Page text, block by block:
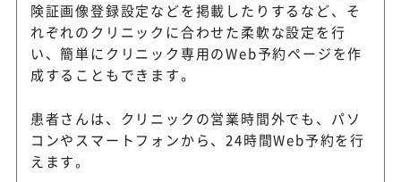
険証画像登録設定などを掲載したりするなど、そ
れぞれのクリニックに合わせた柔軟な設定を行
い、簡単にクリニック専用のWeb予約ページを作
成することもできます。
患者さんは、クリニックの営業時間外でも、パソ
コンやスマートフォンから、24時間Web予約を行
えます。